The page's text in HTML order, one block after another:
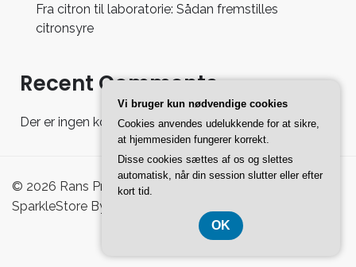
Fra citron til laboratorie: Sådan fremstilles
citronsyre
Recent Comments
Der er ingen kommentarer at vise.
© 2026 Rans Pro Shoppingguide - WordPress Theme :
SparkleStore By
Vi bruger kun nødvendige cookies
Cookies anvendes udelukkende for at sikre,
at hjemmesiden fungerer korrekt.
Disse cookies sættes af os og slettes
automatisk, når din session slutter eller efter
kort tid.
OK